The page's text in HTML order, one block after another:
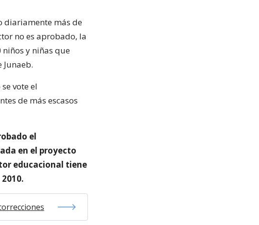
diariamente más de
no es aprobado, la
y niñas que
vote el
de más escasos
el
en el proyecto
educacional tiene